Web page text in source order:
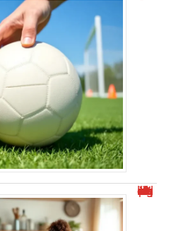
Yazio ou Weight Watchers : lequel choisir pour maigrir ?